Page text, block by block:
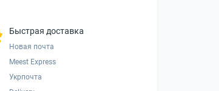
Быстрая доставка
Новая почта
Meest Express
Укрпочта